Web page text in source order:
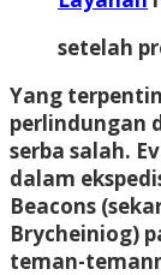
setelah
Yang
perlindungan
serba salah.
dalam
Beacons
Brycheiniog)
teman-